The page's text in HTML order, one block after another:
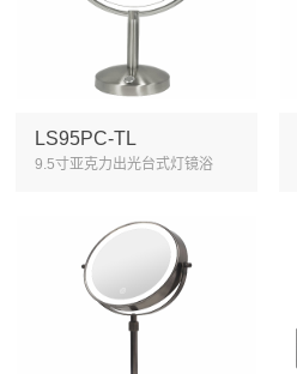
LS95PC-TL
9.5寸亚克力出光台式灯镜浴